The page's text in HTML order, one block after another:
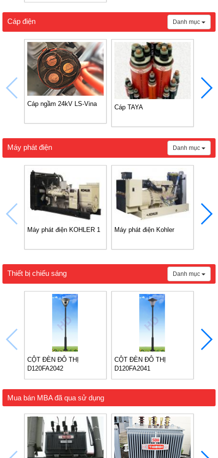
Cáp điện Danh mục
Cáp ngầm 24kV LS-Vina Cáp TAYA
Máy phát điện Danh mục
Máy phát điện KOHLER 1 Máy phát điện Kohler
Thiết bị chiếu sáng Danh mục
CỘT ĐÈN ĐÔ THỊ
D120FA2042
CỘT ĐÈN ĐÔ THỊ
D120FA2041
Mua bán MBA đã qua sử dụng